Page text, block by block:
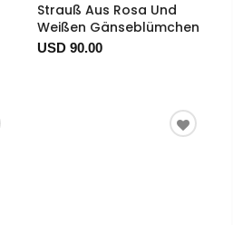
Strauß Aus Rosa Und
Weißen Gänseblümchen
USD 90.00